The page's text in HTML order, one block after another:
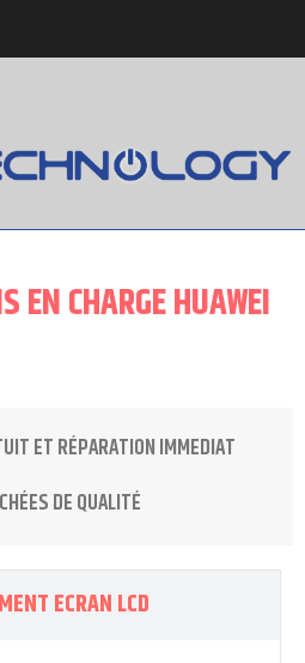
EN CHARGE HUAWEI
ET RÉPARATION IMMEDIAT
DE QUALITÉ
ECRAN LCD